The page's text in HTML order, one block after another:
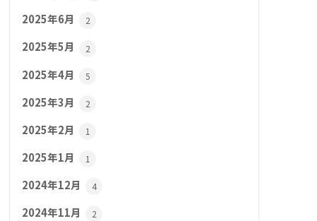
2025年6月 2
2025年5月 2
2025年4月 5
2025年3月 2
2025年2月 1
2025年1月 1
2024年12月 4
2024年11月 2